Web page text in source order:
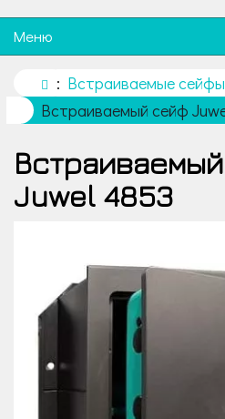
Меню
Встраиваемые сейфы
Встраиваемый сейф
Juwel 4853